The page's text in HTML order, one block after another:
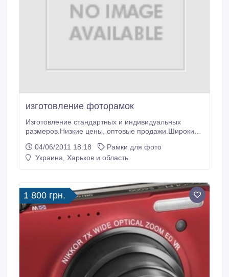
изготовление фоторамок
Изготовление стандартных и индивидуальных
размеров.Низкие цены, оптовые продажи.Широкий
посмотреть на сайте: www.vadans2009.narod.ru
Посетив наш магазин в г.Харькове по ул Ахсарова
04/06/2011 18:18
Рамки для фото
Украина, Харьков и область
1 800 грн.